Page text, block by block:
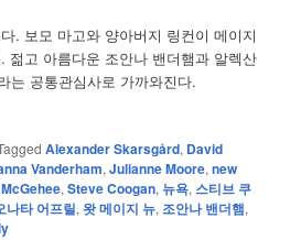
. 보모 마고와 양아버지 링컨이 메이지
젊고 아름다운 조안나 밴더햄과 알렉산
는 공통관심사로 가까와진다.
Alexander Skarsgård, David
Vanderham,Julianne Moore,new
,Steve Coogan, 뉴욕, 스티브 쿠
나타 어프릴,왓 메이지 뉴, 조안나 밴더햄,